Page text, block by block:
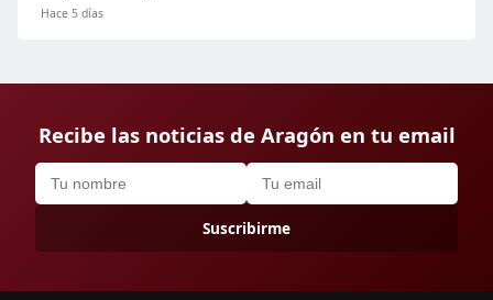
Hace 5 días
Recibe las noticias de Aragón en tu email
Suscribirme